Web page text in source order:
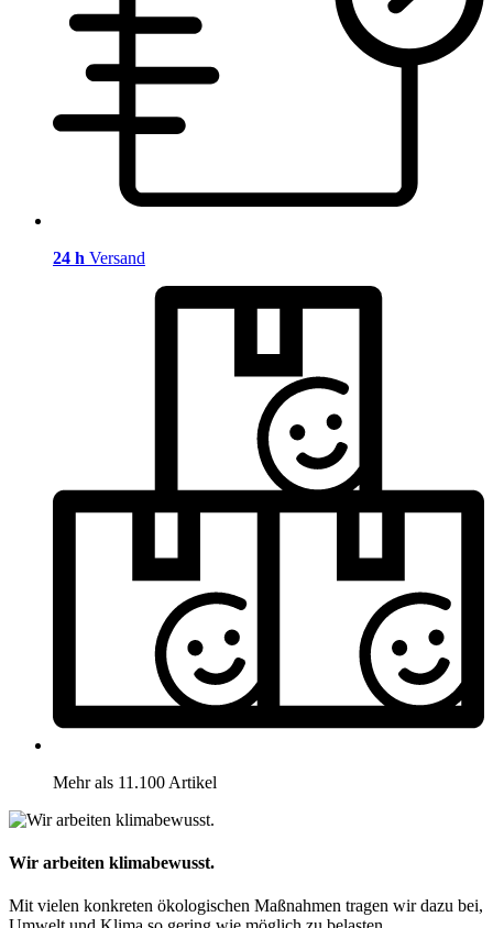
24 h Versand
Mehr als 11.100 Artikel
Wir arbeiten klimabewusst.
Mit vielen konkreten ökologischen Maßnahmen tragen wir dazu bei,